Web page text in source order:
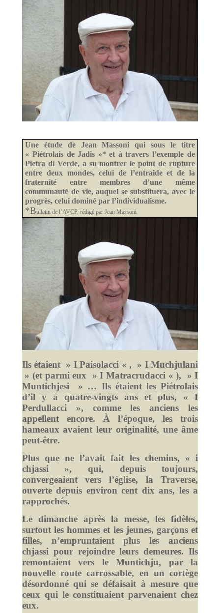
Une étude de Jean Massoni qui sous le titre
« Piétrolais de Jadis »* et à travers l’exemple de
Pietra di Verde, a su montrer le point de rupture
entre deux mondes, celui de l’entraide et de la
fraternité entre membres d’une même
communauté de vie, auquel se substituera, avec le
progrès, celui dominé par l’individualisme.
*Bulletin de l’AVCP, rédigé par Jean Massoni
Ils étaient » I Paisolacci « , » I Muchjulani
» (et parmi eux » I Matracrudacci « ), » I
Muntichjesi » … Ils étaient les Piétrolais
d’il y a quatre-vingts ans et plus, « I
Perdullacci », comme les anciens les
appellent encore. À l’époque, les trois
hameaux avaient leur originalité, une âme
peut-être.
Plus que ne l’avait fait les chemins, « i
chjassi », qui, depuis toujours,
convergeaient vers l’église, la Traverse,
ouverte depuis environ cent dix ans, les a
rapprochés.
Le dimanche après la messe, les fidèles,
surtout les hommes et les jeunes, garçons et
filles, n’empruntaient plus les anciens
chjassi pour rejoindre leurs demeures. Ils
remontaient vers le Muntichju, par la
nouvelle route carrossable, en un cortège
désordonné qui se défaisait à mesure que
ceux qui le constituaient parvenaient chez
eux.